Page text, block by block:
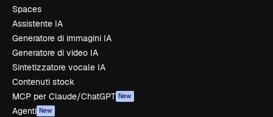
Spaces
Assistente IA
Generatore di immagini IA
Generatore di video IA
Sintetizzatore vocale IA
Contenuti stock
MCP per Claude/ChatGPT New
Agenti New